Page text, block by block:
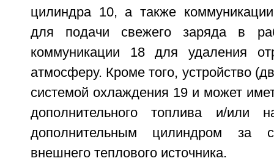
цилиндра 10, а также
для подачи свежего заряда в
коммуникации 18 для удаления
атмосферу. Кроме того, устройство
системой охлаждения 19 и может
дополнительного топлива и/или
дополнительным цилиндром за
внешнего теплового источника.